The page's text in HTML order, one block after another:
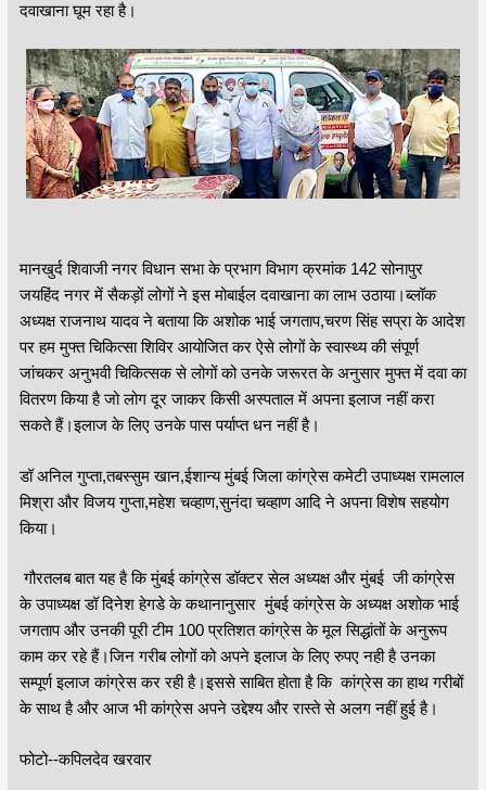
दवाखाना घूम रहा है।
मानखुर्द शिवाजी नगर विधान सभा के प्रभाग विभाग क्रमांक 142 सोनापुर
जयहिंद नगर में सैकड़ों लोगों ने इस मोबाईल दवाखाना का लाभ उठाया।ब्लॉक
अध्यक्ष राजनाथ यादव ने बताया कि अशोक भाई जगताप,चरण सिंह सप्रा के आदेश
पर हम मुफ्त चिकित्सा शिविर आयोजित कर ऐसे लोगों के स्वास्थ्य की संपूर्ण
जांचकर अनुभवी चिकित्सक से लोगों को उनके जरूरत के अनुसार मुफ्त में दवा का
वितरण किया है जो लोग दूर जाकर किसी अस्पताल में अपना इलाज नहीं करा
सकते हैं।इलाज के लिए उनके पास पर्याप्त धन नहीं है।
डॉ अनिल गुप्ता,तबस्सुम खान,ईशान्य मुंबई जिला कांग्रेस कमेटी उपाध्यक्ष रामलाल
मिश्रा और विजय गुप्ता,महेश चव्हाण,सुनंदा चव्हाण आदि ने अपना विशेष सहयोग
किया।
गौरतलब बात यह है कि मुंबई कांग्रेस डॉक्टर सेल अध्यक्ष और मुंबई जी कांग्रेस
के उपाध्यक्ष डॉ दिनेश हेगडे के कथानानुसार मुंबई कांग्रेस के अध्यक्ष अशोक भाई
जगताप और उनकी पूरी टीम 100 प्रतिशत कांग्रेस के मूल सिद्धांतों के अनुरूप
काम कर रहे हैं।जिन गरीब लोगों को अपने इलाज के लिए रुपए नही है उनका
सम्पूर्ण इलाज कांग्रेस कर रही है।इससे साबित होता है कि कांग्रेस का हाथ गरीबों
के साथ है और आज भी कांग्रेस अपने उद्देश्य और रास्ते से अलग नहीं हुई है।
फोटो--कपिलदेव खरवार